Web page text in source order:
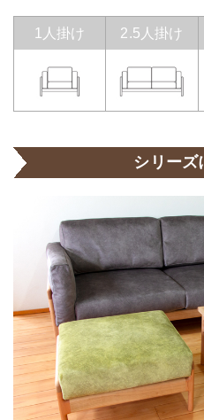
1人掛け 2.5人掛け
シリーズ